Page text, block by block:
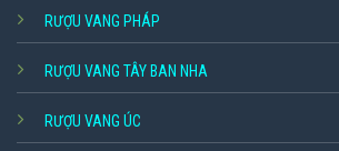
RƯỢU VANG PHÁP
RƯỢU VANG TÂY BAN NHA
RƯỢU VANG ÚC